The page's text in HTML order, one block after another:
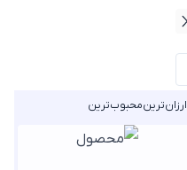
ارزان‌ترینمحبوب‌ترین